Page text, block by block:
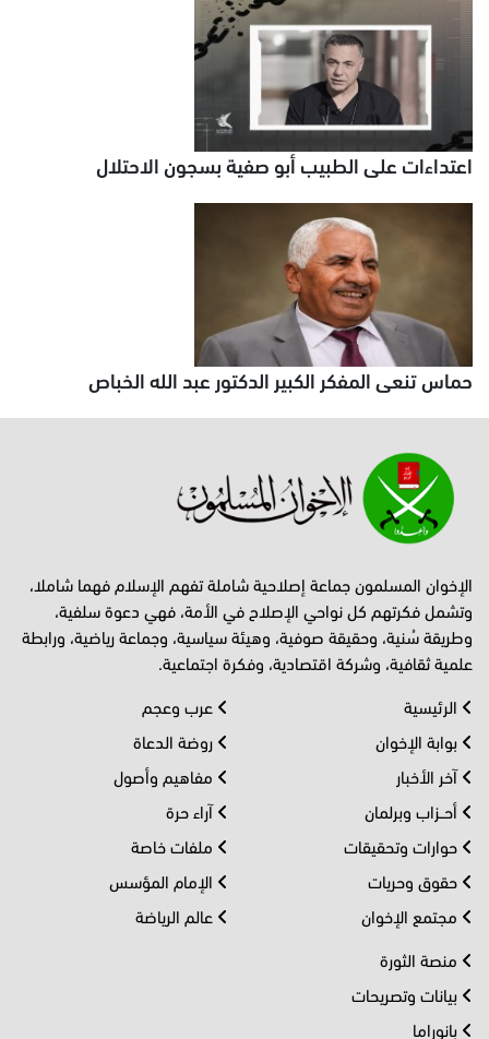
اعتداءات على الطبيب أبو صفية بسجون الاحتلال
حماس تنعى المفكر الكبير الدكتور عبد الله الخباص
الإخوان المسلمون جماعة إصلاحية شاملة تفهم الإسلام فهما شاملا،
وتشمل فكرتهم كل نواحي الإصلاح في الأمة، فهي دعوة سلفية،
وطريقة سُنية، وحقيقة صوفية، وهيئة سياسية، وجماعة رياضية، ورابطة
علمية ثقافية، وشركة اقتصادية، وفكرة اجتماعية.
الرئيسية
بوابة الإخوان
آخر الأخبار
أحــزاب وبرلمان
حوارات وتحقيقات
حقوق وحريات
مجتمع الإخوان
عرب وعجم
روضة الدعاة
مفاهيم وأصول
آراء حرة
ملفات خاصة
الإمام المؤسس
عالم الرياضة
منصة الثورة
بيانات وتصريحات
بانوراما